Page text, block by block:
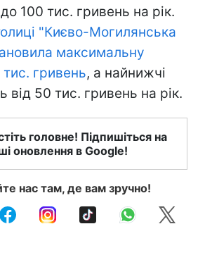
100 тис. гривень на рік.
"Києво-Могилянська
максимальну
тис. гривень, а найнижчі
від 50 тис. гривень на рік.
головне! Підпишіться на
оновлення в Google!
нас там, де вам зручно!